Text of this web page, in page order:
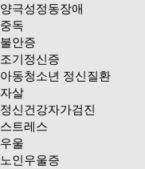
양극성정동장애
중독
불안증
조기정신증
아동청소년 정신질환
자살
정신건강자가검진
스트레스
우울
노인우울증